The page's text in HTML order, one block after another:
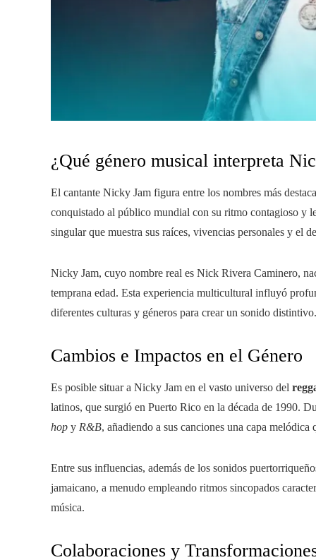
¿Qué género musical interpreta
El cantante Nicky Jam figura entre los nombres más
conquistado al público mundial con su ritmo contagioso y
singular que muestra sus raíces, vivencias personales y el
Nicky Jam, cuyo nombre real es Nick Rivera Caminero,
temprana edad. Esta experiencia multicultural influyó
diferentes culturas y géneros para crear un sonido distintivo.
Cambios e Impactos en el Género
Es posible situar a Nicky Jam en el vasto universo del
latinos, que surgió en Puerto Rico en la década de 1990.
hop y R&B, añadiendo a sus canciones una capa
Entre sus influencias, además de los sonidos
jamaicano, a menudo empleando ritmos sincopados
música.
Colaboraciones y